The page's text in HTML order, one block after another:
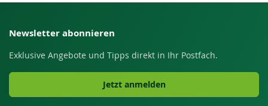
Newsletter abonnieren
Exklusive Angebote und Tipps direkt in Ihr Postfach.
Jetzt anmelden